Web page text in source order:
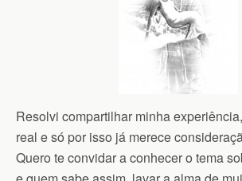
Resolvi compartilhar minha
real e só por isso já merece
Quero te convidar a conhecer o tema